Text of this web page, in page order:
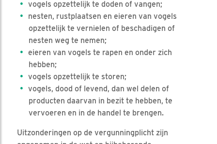
vogels opzettelijk te doden of vangen;
nesten, rustplaatsen en eieren van vogels
opzettelijk te vernielen of beschadigen of
nesten weg te nemen;
eieren van vogels te rapen en onder zich
hebben;
vogels opzettelijk te storen;
vogels, dood of levend, dan wel delen of
producten daarvan in bezit te hebben, te
vervoeren en in de handel te brengen.
Uitzonderingen op de vergunningplicht zijn